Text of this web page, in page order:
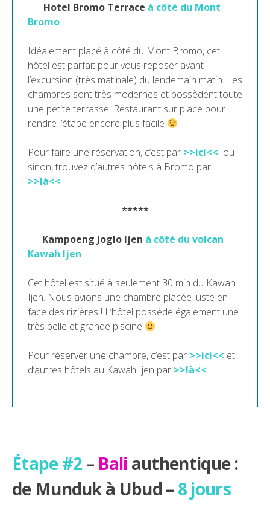
Hotel Bromo Terrace à côté du Mont
Bromo
Idéalement placé à côté du Mont Bromo, cet
hôtel est parfait pour vous reposer avant
l’excursion (très matinale) du lendemain matin. Les
chambres sont très modernes et possèdent toute
une petite terrasse. Restaurant sur place pour
rendre l’étape encore plus facile
Pour faire une réservation, c’est par >>ici<< ou
sinon, trouvez d’autres hôtels à Bromo par
>>là<<
*****
Kampoeng Joglo Ijen à côté du volcan
Kawah Ijen
Cet hôtel est situé à seulement 30 min du Kawah
Ijen. Nous avions une chambre placée juste en
face des rizières ! L’hôtel possède également une
très belle et grande piscine
Pour réserver une chambre, c’est par >>ici<< et
d’autres hôtels au Kawah Ijen par >>là<<
Étape #2 – Bali authentique :
de Munduk à Ubud – 8 jours